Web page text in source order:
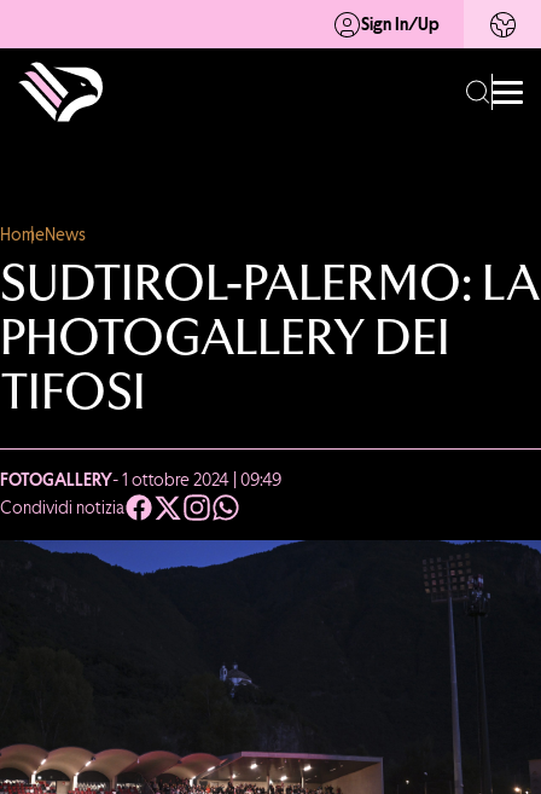
Sign In/Up
HomeNews
SUDTIROL-PALERMO: LA
PHOTOGALLERY DEI
TIFOSI
FOTOGALLERY- 1 ottobre 2024 | 09:49
Condividi notizia